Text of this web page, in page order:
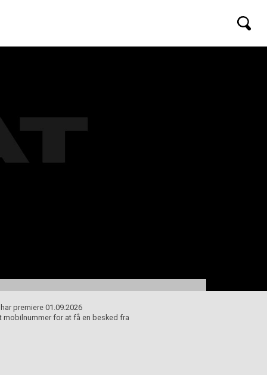
premiere 01.09.2026
mobilnummer for at få en besked fra